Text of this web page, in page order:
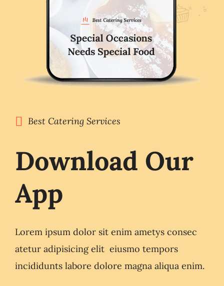
Best Catering Services
Download Our
App
Lorem ipsum dolor sit enim ametys consec
atetur adipisicing elit eiusmo tempors
incididunts labore dolore magna aliqua enim.